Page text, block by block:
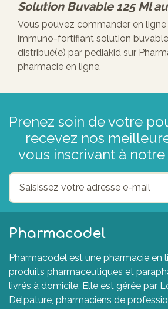
Solution Buvable 125 Ml
Vous pouvez commander en
immuno-fortifiant solution buvable
distribué(e) par pediakid sur
pharmacie en ligne.
Prenez soin de votre
recevez nos
vous inscrivant à
Pharmacodel
Pharmacodel est une pharmacie en
produits pharmaceutiques et
livrés à domicile. Elle est gérée par
Delpature, pharmaciens de